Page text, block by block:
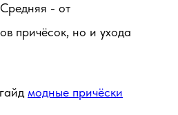
Средняя - от
причёсок, но и ухода
модные причёски